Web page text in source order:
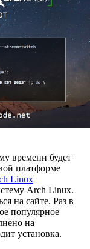
времени будет
платформе
Linux
Arch Linux.
на сайте. Раз в
популярное
на
установка.